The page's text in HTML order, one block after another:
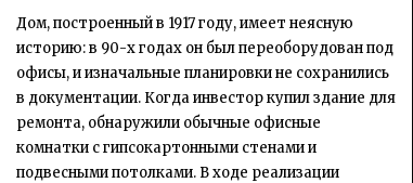
Дом, построенный в 1917 году, имеет неясную
историю: в 90-х годах он был переоборудован под
офисы, и изначальные планировки не сохранились
в документации. Когда инвестор купил здание для
ремонта, обнаружили обычные офисные
комнатки с гипсокартонными стенами и
подвесными потолками. В ходе реализации